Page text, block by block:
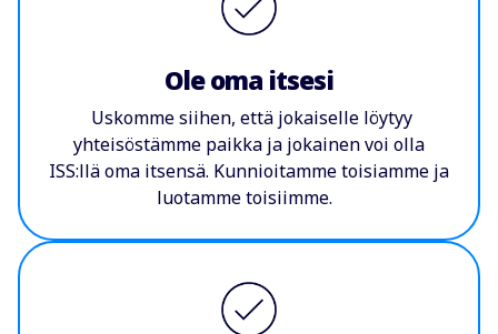
Ole oma itsesi
Uskomme siihen, että jokaiselle löytyy
yhteisöstämme paikka ja jokainen voi olla
ISS:llä oma itsensä. Kunnioitamme toisiamme ja
luotamme toisiimme.